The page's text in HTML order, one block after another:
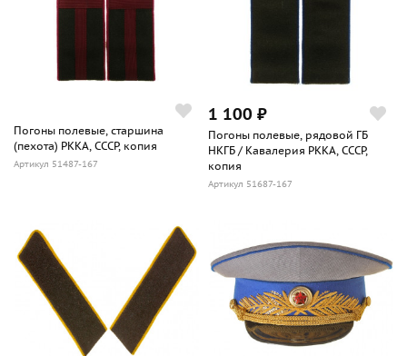
Погоны полевые, старшина
(пехота) РККА, СССР, копия
Артикул 51487-167
1 100 ₽
Погоны полевые, рядовой ГБ
НКГБ / Кавалерия РККА, СССР,
копия
Артикул 51687-167